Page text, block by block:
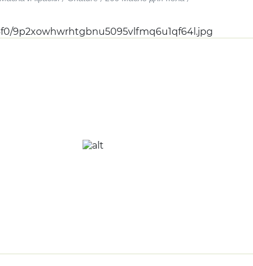
9p2xowhwrhtgbnu5095vlfmq6u1qf64l.jpg